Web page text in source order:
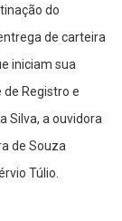
do
de carteira
iniciam sua
Registro e
Silva, a ouvidora
de Souza
Túlio.